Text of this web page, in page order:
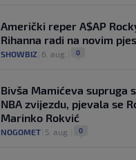
Američki reper A$AP
Rihanna radi na novim
SHOWBIZ 6. aug. 0
Bivša Mamićeva supruga
NBA zvijezdu, pjevala se
Marinko Rokvić
NOGOMET 5. aug. 0